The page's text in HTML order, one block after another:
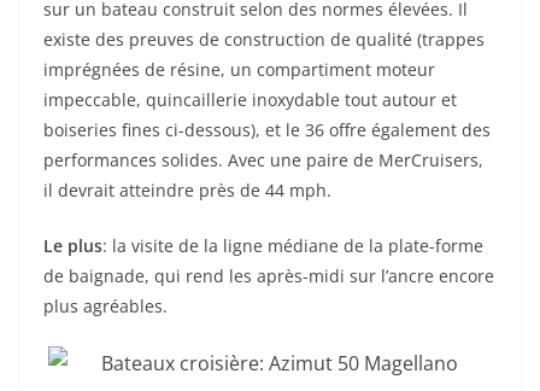
sur un bateau construit selon des normes élevées. Il
existe des preuves de construction de qualité (trappes
imprégnées de résine, un compartiment moteur
impeccable, quincaillerie inoxydable tout autour et
boiseries fines ci-dessous), et le 36 offre également des
performances solides. Avec une paire de MerCruisers,
il devrait atteindre près de 44 mph.
Le plus: la visite de la ligne médiane de la plate-forme
de baignade, qui rend les après-midi sur l’ancre encore
plus agréables.